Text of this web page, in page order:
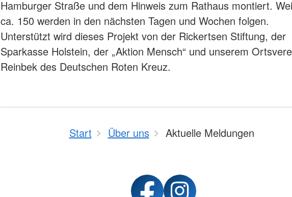
Hamburger Straße und dem Hinweis zum Rathaus montiert.
ca. 150 werden in den nächsten Tagen und Wochen folgen.
Unterstützt wird dieses Projekt von der Rickertsen Stiftung, der
Sparkasse Holstein, der „Aktion Mensch“ und unserem
Reinbek des Deutschen Roten Kreuz.
Start Über uns Aktuelle Meldungen